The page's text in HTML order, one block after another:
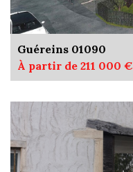
Guéreins 01090
À partir de 211 000 €